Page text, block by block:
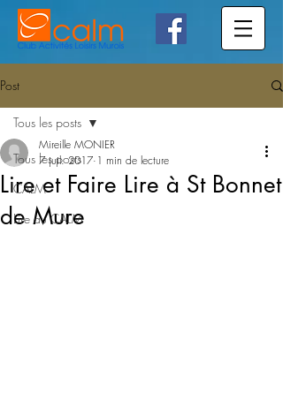
Post
Tous les posts
CALM
Lire au CALM
Tous les posts
Lire et Faire Lire à St Bonnet
de Mure
Mireille MONIER
7 juil. 2017 1 min de lecture